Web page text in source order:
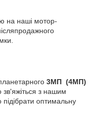
на наші мотор-
3МП (4МП)
зв'яжіться з нашим
оптимальну